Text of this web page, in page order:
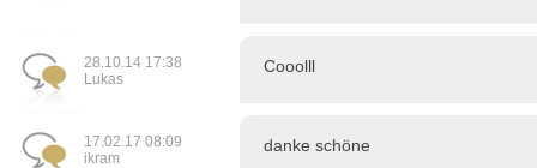
28.10.14 17:38
Lukas
Cooolll
17.02.17 08:09
ikram
danke schöne